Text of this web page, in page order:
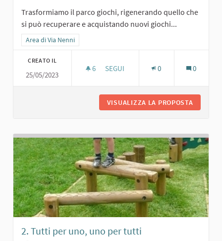
Trasformiamo il parco giochi, rigenerando quello che
si può recuperare e acquistando nuovi giochi...
Filtra i risultati per categoria: Area di Via Nenni
Area di Via Nenni
CREATO IL
25/05/2023
6 6 SOSTENITORI
SEGUI 0 0
VISUALIZZA LA PROPOSTA
2. Tutti per uno, uno per tutti